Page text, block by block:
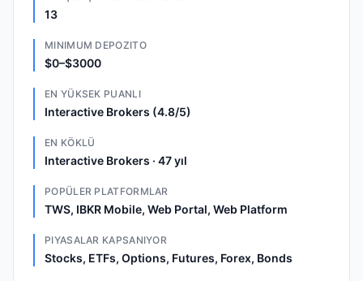
13
MINIMUM DEPOZITO
$0–$3000
EN YÜKSEK PUANLI
Interactive Brokers (4.8/5)
EN KÖKLÜ
Interactive Brokers · 47 yıl
POPÜLER PLATFORMLAR
TWS, IBKR Mobile, Web Portal, Web Platform
PIYASALAR KAPSANIYOR
Stocks, ETFs, Options, Futures, Forex, Bonds